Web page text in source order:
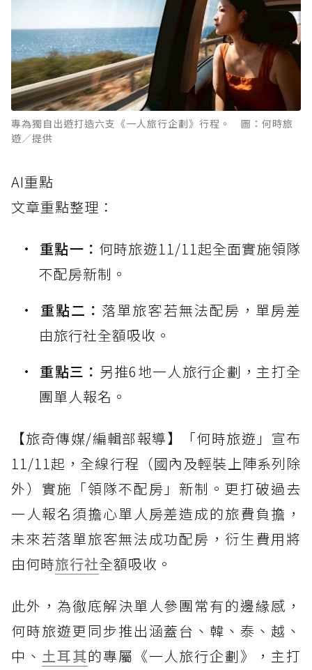
專為獨自出遊打造六支《一人旅行企劃》行程。 圖：何時旅
遊／提供
AI重點
文章重點整理：
重點一： 何時旅遊11/11起全面實施領隊
不配房新制。
重點二： 落單旅客若無法配房，單房差
由旅行社全額吸收。
重點三： 另推6地一人旅行企劃，主打全
團單人報名。
【旅奇傳媒/編輯部報導】「何時旅遊」宣布
11/11起，全線行程（國內及輕裝上陣系列除
外）實施「領隊不配房」新制。更打破過去
一人報名須擔心單人房差造成的旅費負擔，
未來若落單旅客無法成功配房，衍生費用將
由何時旅行社全額吸收。
此外，為徹底解決單人參團常有的邊緣感，
何時旅遊更同步推出涵蓋台、韓、泰、越、
中、 土耳其的專屬《一人旅行企劃》，主打